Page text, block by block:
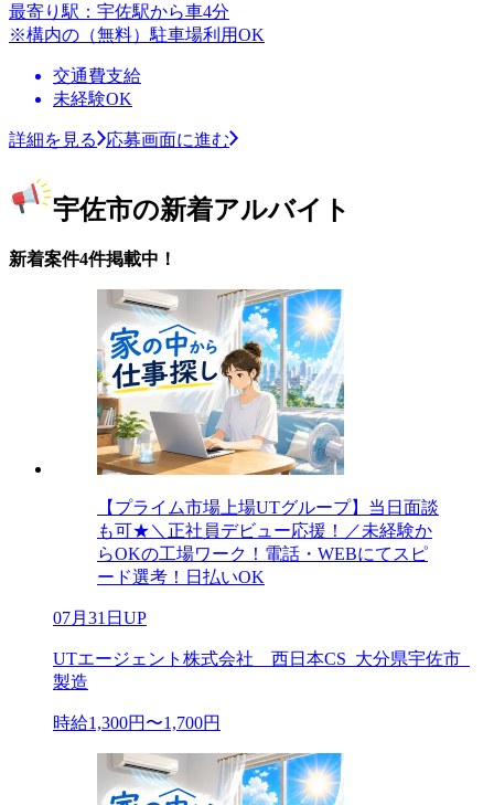
最寄り駅：宇佐駅から車4分
※構内の（無料）駐車場利用OK
交通費支給
未経験OK
詳細を見る 応募画面に進む
宇佐市の新着アルバイト
新着案件4件掲載中！
【プライム市場上場UTグループ】当日面談
も可★＼正社員デビュー応援！／未経験か
らOKの工場ワーク！電話・WEBにてスピ
ード選考！日払いOK
07月31日UP
UTエージェント株式会社 西日本CS_大分県宇佐市_
製造
時給1,300円〜1,700円